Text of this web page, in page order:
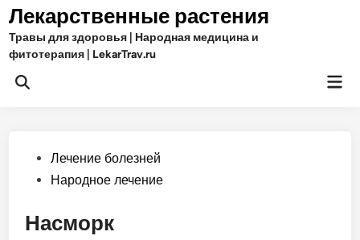
Перейти
содержимому
Лекарственные растения
Травы для здоровья | Народная медицина и
фитотерапия | LekarTrav.ru
Открыть
Опубликовано
Лечение болезней
Народное лечение
Насморк